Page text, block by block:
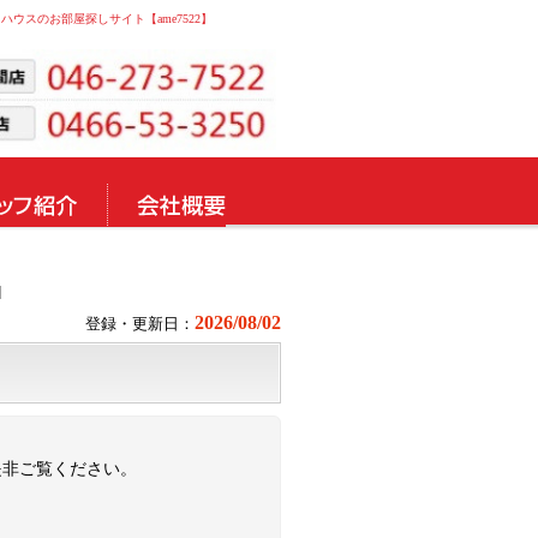
スのお部屋探しサイト【ame7522】
登録・更新日： 2026/08/02
ご覧ください。